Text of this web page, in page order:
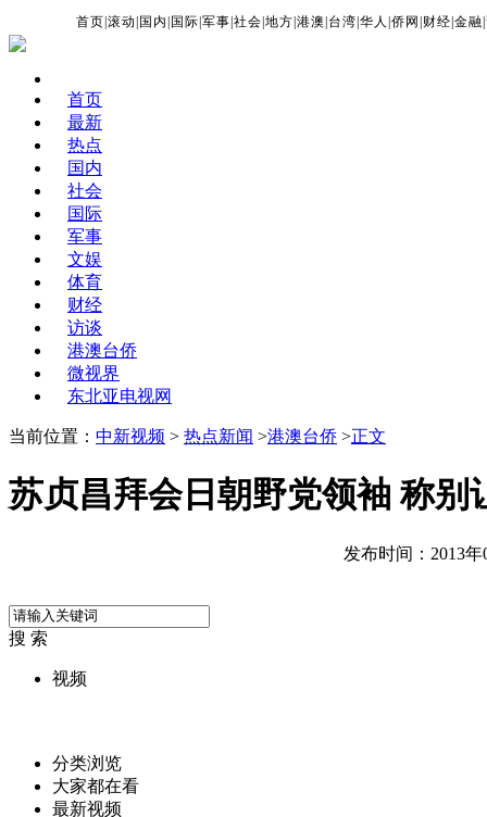
首页 |滚动 国内 国际 |军事 |社会 |地方 |港澳 台湾 |华人 |侨网 财经 |金融 |
首页
最新
热点
国内
社会
国际
军事
文娱
体育
财经
访谈
港澳台侨
微视界
东北亚电视网
当前位置： 中新视频 > 热点新闻 >港澳台侨 >正文
苏贞昌拜会日朝野党领袖 称
发布时间：2013年
搜 索
视频
分类浏览
大家都在看
最新视频